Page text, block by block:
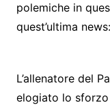
polemiche in
quest’ultima news:
L’allenatore del
elogiato lo